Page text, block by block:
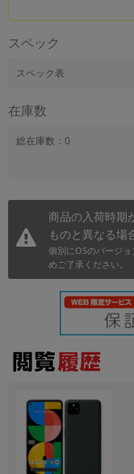
スペック
スペック表
在庫数
総在庫数：0
商品の入荷時期
ものと異なる場
個別にOSのバージ
めご了承ください。
容量
発売日
年
ただし機能別のみ「and検索」となり